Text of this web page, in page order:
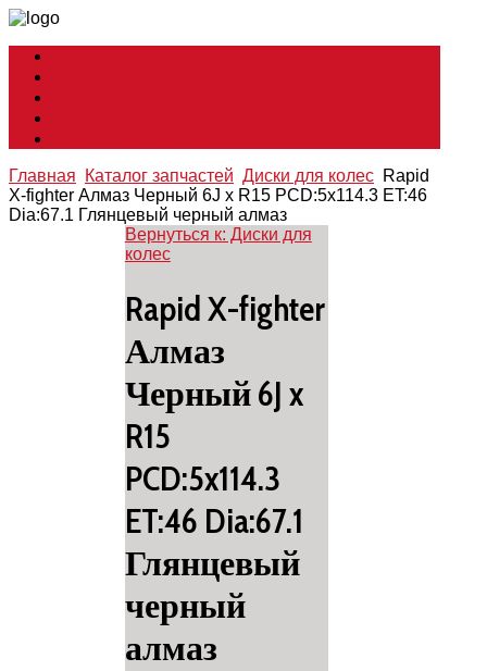
Главная Каталог запчастей Диски для колес Rapid
X-fighter Алмаз Черный 6J x R15 PCD:5x114.3 ET:46
Dia:67.1 Глянцевый черный алмаз
Вернуться к: Диски для
колес
Rapid X-fighter
Алмаз
Черный 6J x
R15
PCD:5x114.3
ET:46 Dia:67.1
Глянцевый
черный
алмаз